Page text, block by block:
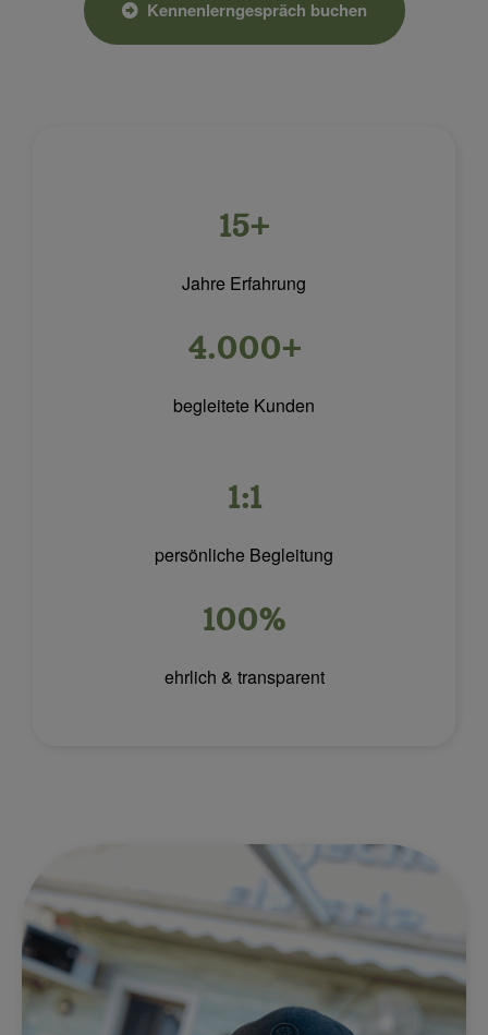
Kennenlerngespräch buchen
15+
Jahre Erfahrung
4.000+
begleitete Kunden
1:1
persönliche Begleitung
100%
ehrlich & transparent